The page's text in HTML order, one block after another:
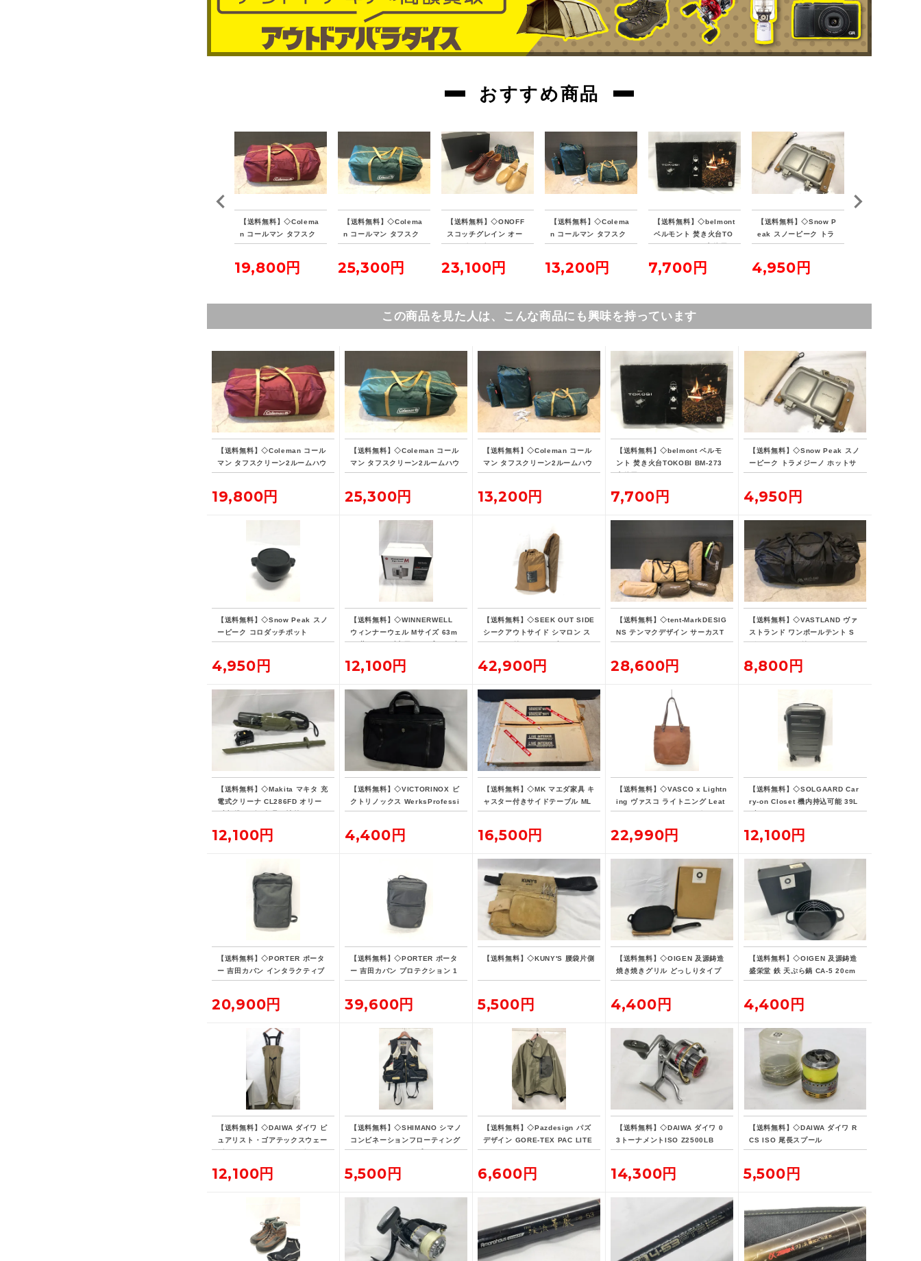
おすすめ商品
【送料無料】◇Colema
n コールマン タフスク
リーン2ルームハウス バ
8
19,800円
【送料無料】◇Colema
n コールマン タフスク
リーン2ルームハウス/M
25,300円
【送料無料】◇ONOFF
スコッチグレイン オー
ルレザー ゴルフシュー
m シューキーパー付属
23,100円
【送料無料】◇Colema
n コールマン タフスク
リーン2ルームハウス マ
13,200円
【送料無料】◇belmont
ベルモント 焚き火台TO
KOBI BM-273 未使用
7,700円
【送料無料】◇Snow P
eak スノーピーク トラ
メジーノ ホットサンド
4,950円
この商品を見た人は、こんな商品にも興味を持っています
【送料無料】◇Coleman コール
マン タフスクリーン2ルームハウ
ス バーガンディ 2000032598
19,800円
【送料無料】◇Coleman コール
マン タフスクリーン2ルームハウ
ス/MDX
25,300円
【送料無料】◇Coleman コール
マン タフスクリーン2ルームハウ
ス マットシート セット
13,200円
【送料無料】◇belmont ベルモ
ント 焚き火台TOKOBI BM-273
未使用
7,700円
【送料無料】◇Snow Peak スノ
ーピーク トラメジーノ ホットサ
ンドクッカー
4,950円
【送料無料】◇Snow Peak スノ
ーピーク コロダッチポット
4,950円
【送料無料】◇WINNERWELL
ウィンナーウェル Mサイズ 63m
m 薪ストーブ専用 パイプオーブ
12,100円
【送料無料】◇SEEK OUT SIDE
シークアウトサイド シマロン ス
クリーン付き ストーブジャック
42,900円
【送料無料】◇tent-MarkDESIG
NS テンマクデザイン サーカスT
C DX メッシュインナーセット4/
トフラップ
28,600円
【送料無料】◇VASTLAND ヴァ
ストランド ワンポールテント S
グランドシート付
8,800円
【送料無料】◇Makita マキタ 充
電式クリーナ CL286FD オリー
ブ 標準ノズル欠品・社外バッテ
12,100円
【送料無料】◇VICTORINOX ビ
クトリノックス WerksProfessi
onal CORDURA 3WAY 604685
4,400円
【送料無料】◇MK マエダ家具 キ
ャスター付きサイドテーブル ML
E-015
16,500円
【送料無料】◇VASCO x Lightn
ing ヴァスコ ライトニング Leat
her Lover Tote ニベレザー トー
22,990円
【送料無料】◇SOLGAARD Car
ry-on Closet 機内持込可能 39L
ブラック キャリーケース
12,100円
【送料無料】◇PORTER ポータ
ー 吉田カバン インタラクティブ
デイパック 14L ビジネスリュッ
20,900円
【送料無料】◇PORTER ポータ
ー 吉田カバン プロテクション 1
5L デイパック リュックサック
39,600円
【送料無料】◇KUNY'S 腰袋片側
5,500円
【送料無料】◇OIGEN 及源鋳造
焼き焼きグリル どっしりタイプ
U-33
4,400円
【送料無料】◇OIGEN 及源鋳造
盛栄堂 鉄 天ぷら鍋 CA-5 20cm
4,400円
【送料無料】◇DAIWA ダイワ ピ
ュアリスト・ゴアテックスウェー
ダー PLW-4201G Lサイズ
12,100円
【送料無料】◇SHIMANO シマノ
コンビネーションフローティング
ベスト・リミテッドプロ VE-190
5,500円
【送料無料】◇Pazdesign パズ
デザイン GORE-TEX PAC LITE
フィッシングジャケット ZGR-10
6,600円
【送料無料】◇DAIWA ダイワ 0
3トーナメントISO Z2500LB
14,300円
【送料無料】◇DAIWA ダイワ R
CS ISO 尾長スプール
5,500円